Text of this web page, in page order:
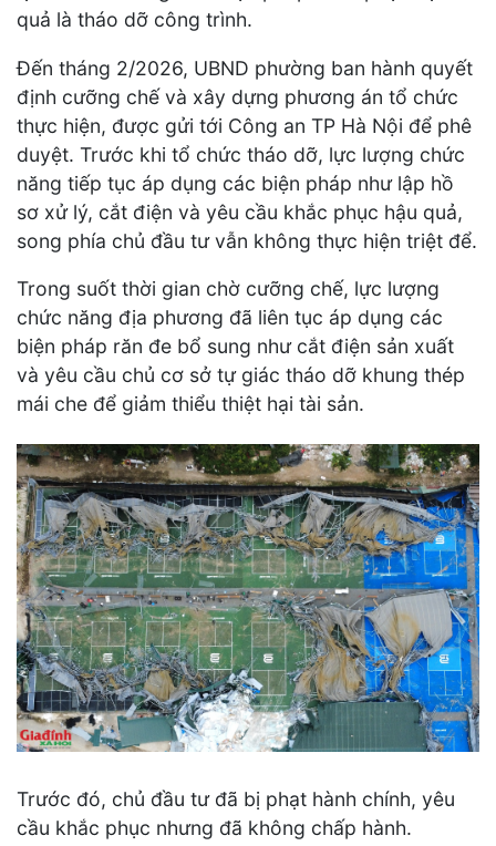
quả là tháo dỡ công trình.
Đến tháng 2/2026, UBND phường ban hành quyết
định cưỡng chế và xây dựng phương án tổ chức
thực hiện, được gửi tới Công an TP Hà Nội để phê
duyệt. Trước khi tổ chức tháo dỡ, lực lượng chức
năng tiếp tục áp dụng các biện pháp như lập hồ
sơ xử lý, cắt điện và yêu cầu khắc phục hậu quả,
song phía chủ đầu tư vẫn không thực hiện triệt để.
Trong suốt thời gian chờ cưỡng chế, lực lượng
chức năng địa phương đã liên tục áp dụng các
biện pháp răn đe bổ sung như cắt điện sản xuất
và yêu cầu chủ cơ sở tự giác tháo dỡ khung thép
mái che để giảm thiểu thiệt hại tài sản.
Trước đó, chủ đầu tư đã bị phạt hành chính, yêu
cầu khắc phục nhưng đã không chấp hành.